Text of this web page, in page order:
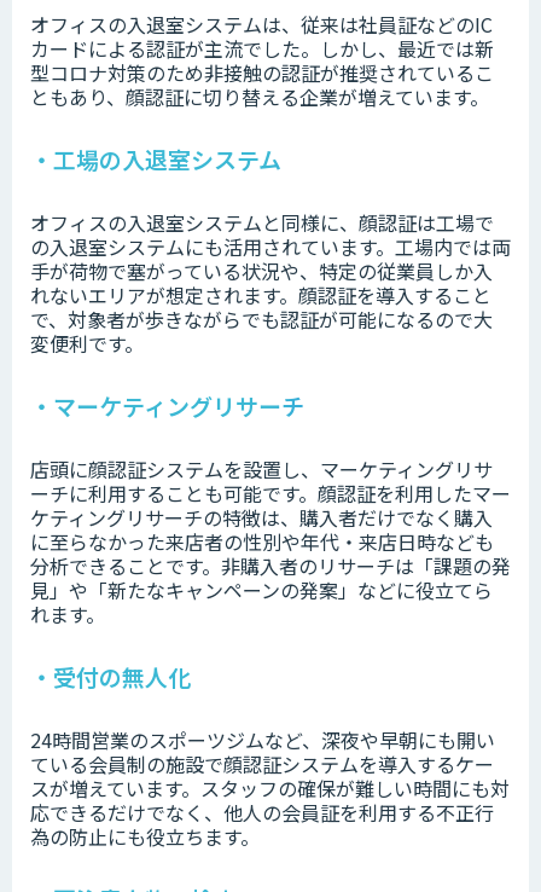
オフィスの入退室システムは、従来は社員証などのIC
カードによる認証が主流でした。しかし、最近では新
型コロナ対策のため非接触の認証が推奨されているこ
ともあり、顔認証に切り替える企業が増えています。
・工場の入退室システム
オフィスの入退室システムと同様に、顔認証は工場で
の入退室システムにも活用されています。工場内では両
手が荷物で塞がっている状況や、特定の従業員しか入
れないエリアが想定されます。顔認証を導入すること
で、対象者が歩きながらでも認証が可能になるので大
変便利です。
・マーケティングリサーチ
店頭に顔認証システムを設置し、マーケティングリサ
ーチに利用することも可能です。顔認証を利用したマー
ケティングリサーチの特徴は、購入者だけでなく購入
に至らなかった来店者の性別や年代・来店日時なども
分析できることです。非購入者のリサーチは「課題の発
見」や「新たなキャンペーンの発案」などに役立てら
れます。
・受付の無人化
24時間営業のスポーツジムなど、深夜や早朝にも開い
ている会員制の施設で顔認証システムを導入するケー
スが増えています。スタッフの確保が難しい時間にも対
応できるだけでなく、他人の会員証を利用する不正行
為の防止にも役立ちます。